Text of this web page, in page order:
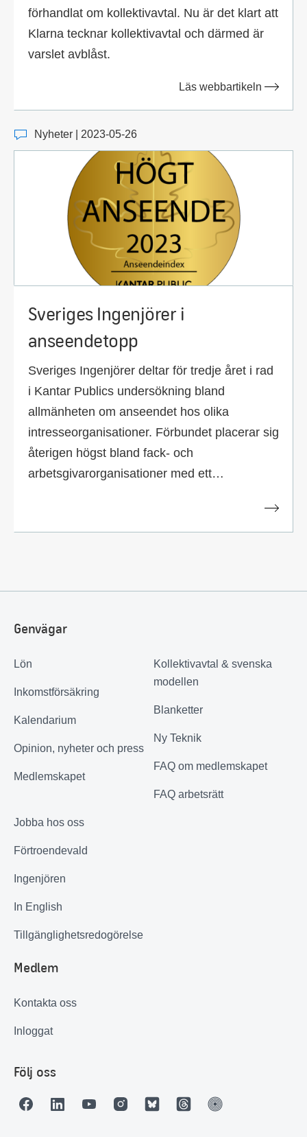
förhandlat om kollektivavtal. Nu är det klart att
Klarna tecknar kollektivavtal och därmed är
varslet avblåst.
Läs webbartikeln
Nyheter | 2023-05-26
Sveriges Ingenjörer i
anseendetopp
Sveriges Ingenjörer deltar för tredje året i rad
i Kantar Publics undersökning bland
allmänheten om anseendet hos olika
intresseorganisationer. Förbundet placerar sig
återigen högst bland fack- och
arbetsgivarorganisationer med ett
Genvägar
Lön
Inkomstförsäkring
Kalendarium
Opinion, nyheter och press
Medlemskapet
Kollektivavtal & svenska
modellen
Blanketter
Ny Teknik
FAQ om medlemskapet
FAQ arbetsrätt
Jobba hos oss
Förtroendevald
Ingenjören
In English
Tillgänglighetsredogörelse
Medlem
Kontakta oss
Inloggat
Följ oss